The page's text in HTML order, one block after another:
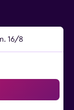
16/8